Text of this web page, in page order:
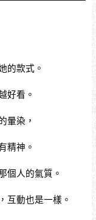
的款式。
好看。
暈染，
精神。
個人的氣質。
互動也是一樣。